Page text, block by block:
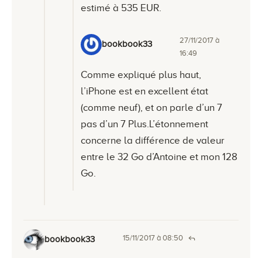
estimé à 535 EUR.
bookbook33
27/11/2017 à
16:49
Comme expliqué plus haut,
l’iPhone est en excellent état
(comme neuf), et on parle d’un 7
pas d’un 7 Plus.L’étonnement
concerne la différence de valeur
entre le 32 Go d’Antoine et mon 128
Go.
bookbook33 15/11/2017 à 08:50